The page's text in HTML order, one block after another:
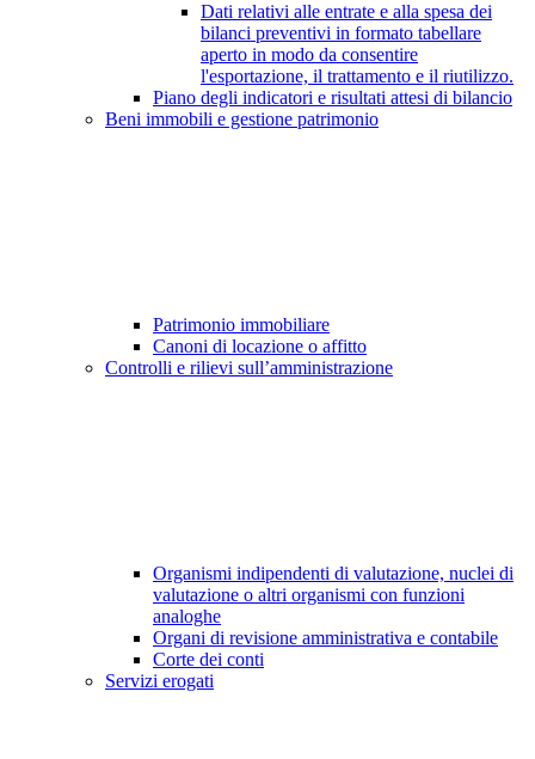
Dati relativi alle entrate e alla spesa dei
bilanci preventivi in formato tabellare
aperto in modo da consentire
l'esportazione, il trattamento e il riutilizzo.
Piano degli indicatori e risultati attesi di bilancio
Beni immobili e gestione patrimonio
Patrimonio immobiliare
Canoni di locazione o affitto
Controlli e rilievi sull’amministrazione
Organismi indipendenti di valutazione, nuclei di
valutazione o altri organismi con funzioni
analoghe
Organi di revisione amministrativa e contabile
Corte dei conti
Servizi erogati